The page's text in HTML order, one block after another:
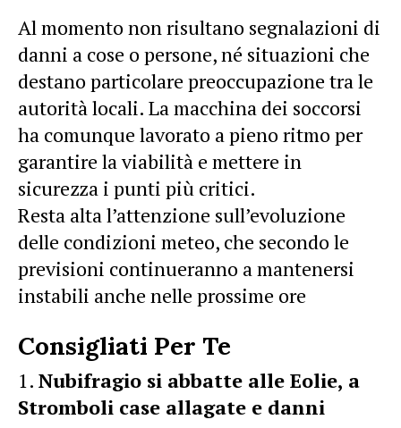
Al momento non risultano segnalazioni di
danni a cose o persone, né situazioni che
destano particolare preoccupazione tra le
autorità locali. La macchina dei soccorsi
ha comunque lavorato a pieno ritmo per
garantire la viabilità e mettere in
sicurezza i punti più critici.
Resta alta l’attenzione sull’evoluzione
delle condizioni meteo, che secondo le
previsioni continueranno a mantenersi
instabili anche nelle prossime ore
Consigliati Per Te
Nubifragio si abbatte alle Eolie, a
Stromboli case allagate e danni